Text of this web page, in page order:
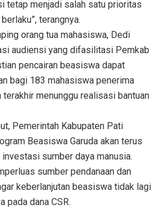
tetap menjadi salah satu prioritas
terangnya.
orang tua mahasiswa, Dedi
audiensi yang difasilitasi Pemkab
pencairan beasiswa dapat
bagi 183 mahasiswa penerima
menunggu realisasi bantuan
Pemerintah Kabupaten Pati
Beasiswa Garuda akan terus
sumber daya manusia.
sumber pendanaan dan
keberlanjutan beasiswa tidak lagi
pada dana CSR.